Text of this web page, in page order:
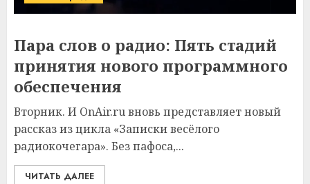
Пара слов о радио: Пять стадий
принятия нового программного
обеспечения
Вторник. И OnAir.ru вновь представляет новый
рассказ из цикла «Записки весёлого
радиокочегара». Без пафоса,...
ЧИТАТЬ ДАЛЕЕ